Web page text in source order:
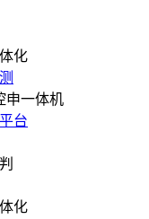
化
申一体机
台
化